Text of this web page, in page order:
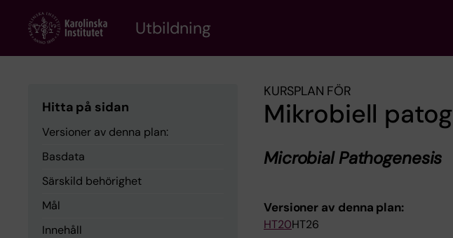
content
Utbildning
Hitta på sidan
Versioner av denna plan:
Basdata
Särskild behörighet
Mål
Innehåll
KURSPLAN FÖR
Mikrobiell
Microbial Pathogenesis
Versioner av denna plan:
HT20HT26